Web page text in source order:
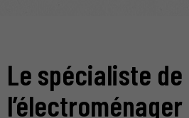
Le spécialiste de